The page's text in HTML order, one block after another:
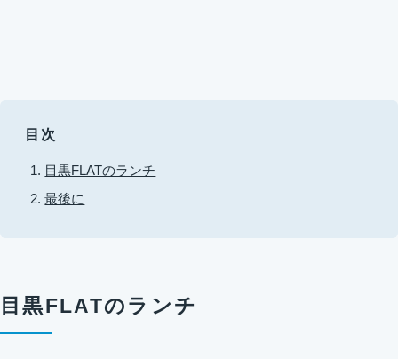
目次
目黒FLATのランチ
最後に
目黒FLATのランチ